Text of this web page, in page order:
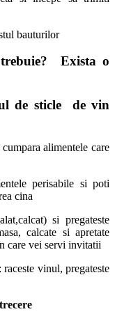
bauturilor
Exista o
de sticle de vin
alimentele care
perisabile si poti
cina
si pregateste
calcate si apretate
care vei servi invitatii
vinul, pregateste